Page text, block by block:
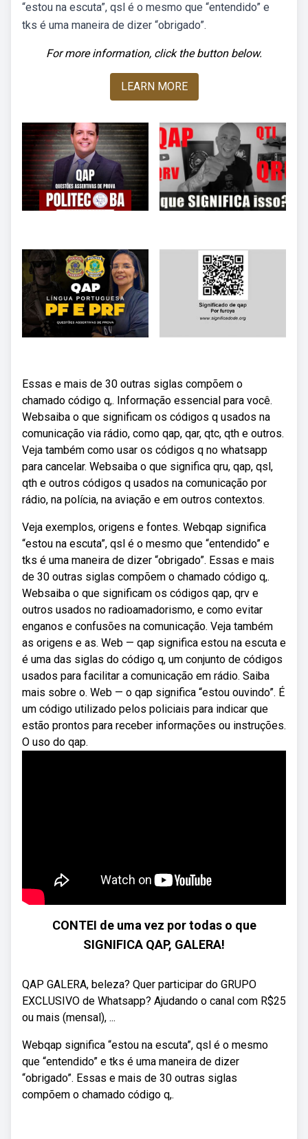
“estou na escuta”, qsl é o mesmo que “entendido” e
tks é uma maneira de dizer “obrigado”.
For more information, click the button below.
LEARN MORE
Essas e mais de 30 outras siglas compõem o
chamado código q,. Informação essencial para você.
Websaiba o que significam os códigos q usados na
comunicação via rádio, como qap, qar, qtc, qth e outros.
Veja também como usar os códigos q no whatsapp
para cancelar. Websaiba o que significa qru, qap, qsl,
qth e outros códigos q usados na comunicação por
rádio, na polícia, na aviação e em outros contextos.
Veja exemplos, origens e fontes. Webqap significa
“estou na escuta”, qsl é o mesmo que “entendido” e
tks é uma maneira de dizer “obrigado”. Essas e mais
de 30 outras siglas compõem o chamado código q,.
Websaiba o que significam os códigos qap, qrv e
outros usados no radioamadorismo, e como evitar
enganos e confusões na comunicação. Veja também
as origens e as. Web — qap significa estou na escuta e
é uma das siglas do código q, um conjunto de códigos
usados para facilitar a comunicação em rádio. Saiba
mais sobre o. Web — o qap significa “estou ouvindo”. É
um código utilizado pelos policiais para indicar que
estão prontos para receber informações ou instruções.
O uso do qap.
CONTEI de uma vez por todas o que
SIGNIFICA QAP, GALERA!
QAP GALERA, beleza? Quer participar do GRUPO
EXCLUSIVO de Whatsapp? Ajudando o canal com R$25
ou mais (mensal), ...
Webqap significa “estou na escuta”, qsl é o mesmo
que “entendido” e tks é uma maneira de dizer
“obrigado”. Essas e mais de 30 outras siglas
compõem o chamado código q,.